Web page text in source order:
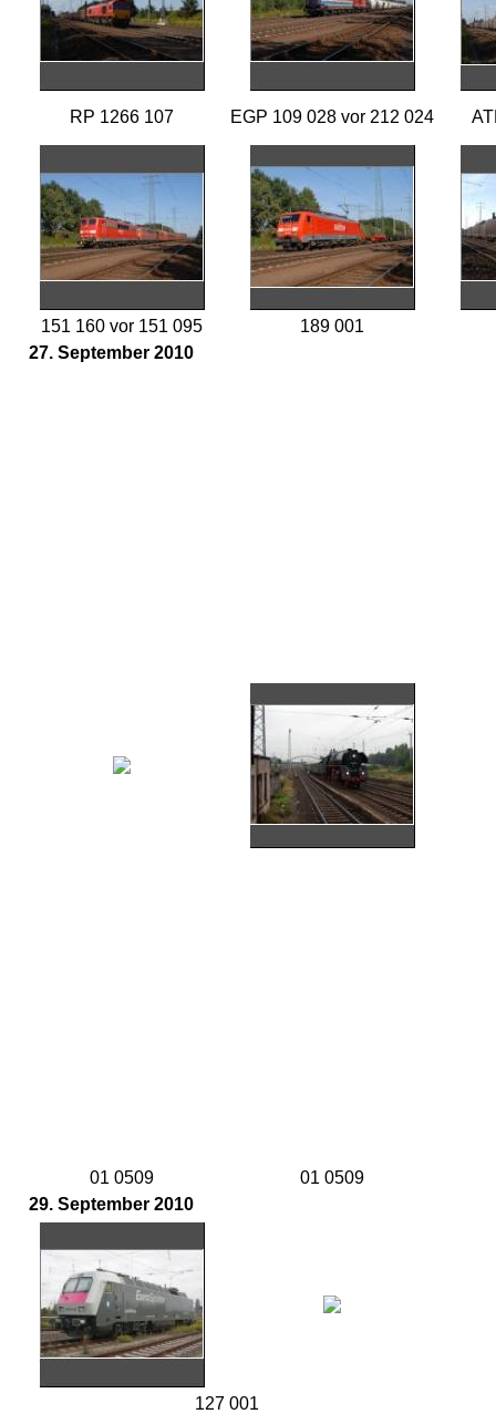
RP 1266 107 EGP 109 028 vor 212 024
151 160 vor 151 095
189 001
27. September 2010
01 0509
01 0509
29. September 2010
127 001